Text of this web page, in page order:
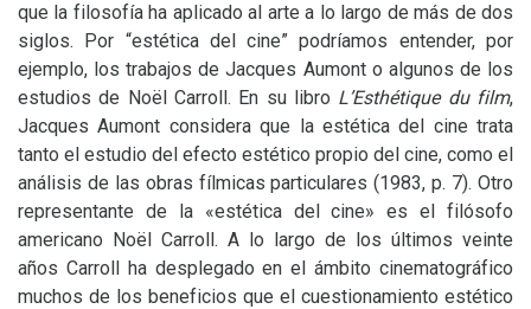
que la filosofía ha aplicado al arte a lo largo de más de dos
siglos. Por “estética del cine” podríamos entender, por
ejemplo, los trabajos de Jacques Aumont o algunos de los
estudios de Noël Carroll. En su libro L’Esthétique du film,
Jacques Aumont considera que la estética del cine trata
tanto el estudio del efecto estético propio del cine, como el
análisis de las obras fílmicas particulares (1983, p. 7). Otro
representante de la «estética del cine» es el filósofo
americano Noël Carroll. A lo largo de los últimos veinte
años Carroll ha desplegado en el ámbito cinematográfico
muchos de los beneficios que el cuestionamiento estético